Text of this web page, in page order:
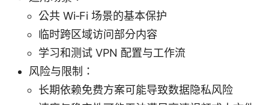
公共 Wi‑Fi 场景的基本保护
临时跨区域访问部分内容
学习和测试 VPN 配置与工作流
风险与限制：
长期依赖免费方案可能导致数据隐私风险